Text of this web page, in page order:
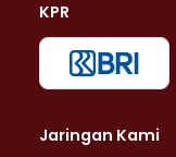
KPR
Jaringan Kami